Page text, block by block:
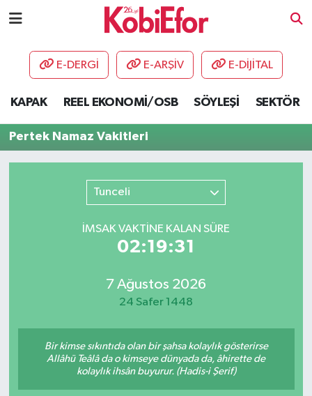
E-DERGİ E-ARŞİV E-DİJİTAL
KAPAK REEL EKONOMİ/OSB SÖYLEŞİ SEKTÖR
Pertek Namaz Vakitleri
Tunceli
İMSAK VAKTİNE KALAN SÜRE
02:19:31
7 Ağustos 2026
24 Safer 1448
Bir kimse sıkıntıda olan bir şahsa kolaylık gösterirse
Allâhü Teâlâ da o kimseye dünyada da, âhirette de
kolaylık ihsân buyurur. (Hadis-i Şerif)
AKADEMİ
DESTEK-TEŞVİK
HABERLER
ŞİRKET PANO